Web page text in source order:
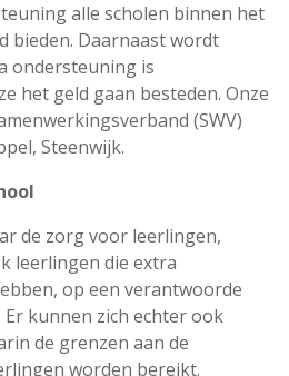
alle scholen binnen het
bieden. Daarnaast wordt
ondersteuning is
het geld gaan besteden. Onze
(SWV)
Steenwijk.
de zorg voor leerlingen,
leerlingen die extra
op een verantwoorde
kunnen zich echter ook
de grenzen aan de
worden bereikt.